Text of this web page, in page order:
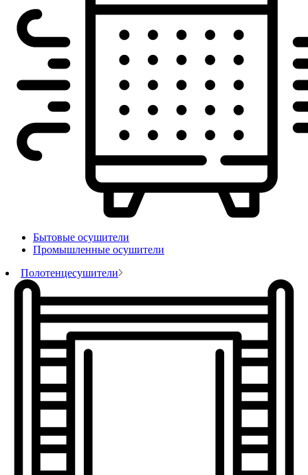
Бытовые осушители
Промышленные осушители
Полотенцесушители